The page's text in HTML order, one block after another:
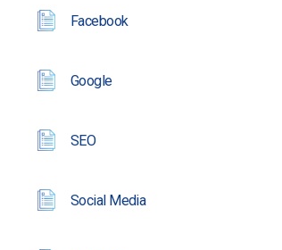
Facebook
Google
SEO
Social Media